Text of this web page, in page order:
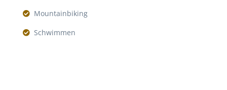
Mountainbiking
Schwimmen